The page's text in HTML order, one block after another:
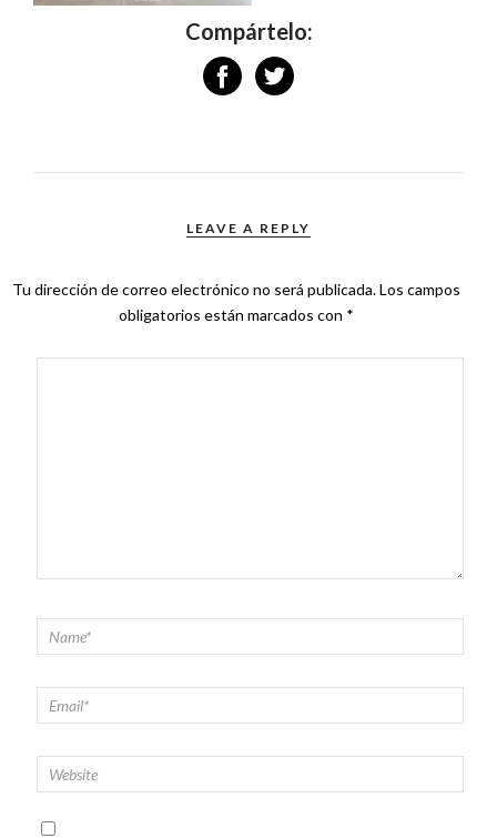
Compártelo:
LEAVE A REPLY
Tu dirección de correo electrónico no será publicada.Los campos
obligatorios están marcados con *